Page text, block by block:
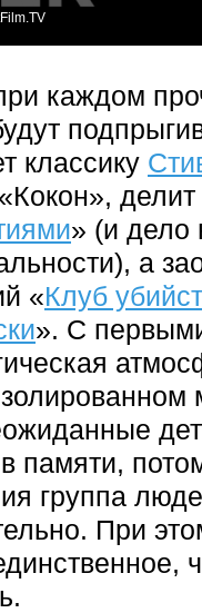
каждом
классику
» (и дело
а
«Клуб
». С
памяти,
группа
При